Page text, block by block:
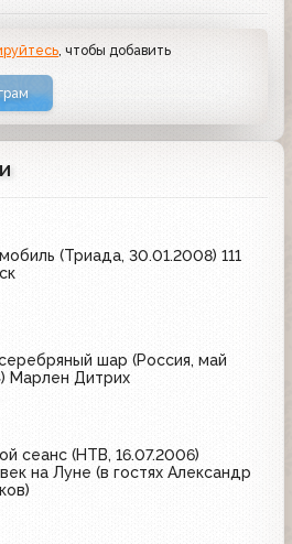
, чтобы добавить
(Триада, 30.01.2008) 111
шар (Россия, май
Марлен Дитрих
сеанс (НТВ, 16.07.2006)
на Луне (в гостях Александр